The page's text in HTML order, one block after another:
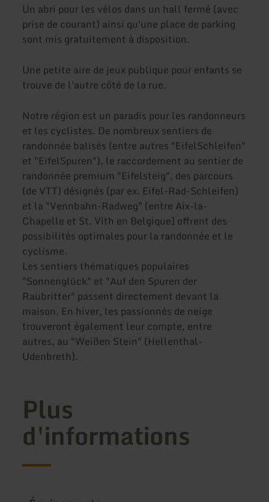
Un abri pour les vélos dans un hall fermé (avec
prise de courant) ainsi qu'une place de parking
sont mis gratuitement à disposition.
Une petite aire de jeux publique pour enfants se
trouve de l'autre côté de la rue.
Notre région est un paradis pour les randonneurs
et les cyclistes. De nombreux sentiers de
randonnée balisés (entre autres "EifelSchleifen"
et "EifelSpuren"), le raccordement au sentier de
randonnée premium "Eifelsteig", des parcours
(de VTT) désignés (par ex. Eifel-Rad-Schleifen)
et la "Vennbahn-Radweg" (entre Aix-la-
Chapelle et St. Vith en Belgique) offrent des
possibilités optimales pour la randonnée et le
cyclisme.
Les sentiers thématiques populaires
"Sonnenglück" et "Auf den Spuren der
Raubritter" passent directement devant la
maison. En hiver, les passionnés de neige
trouveront également leur compte, entre
autres, au "Weißen Stein" (Hellenthal-
Udenbreth).
Plus
d'informations